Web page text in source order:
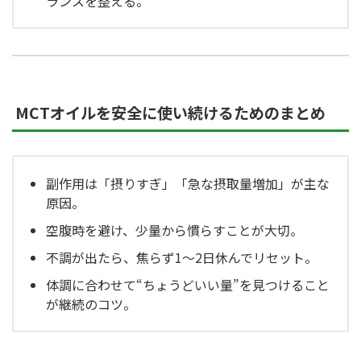
MCTオイルを安全に使い続けるためのまとめ
副作用は「摂りすぎ」「急な摂取量増加」が主な
原因。
空腹時を避け、少量から慣らすことが大切。
不調が出たら、焦らず1〜2日休んでリセット。
体調に合わせて“ちょうどいい量”を見つけること
が継続のコツ。